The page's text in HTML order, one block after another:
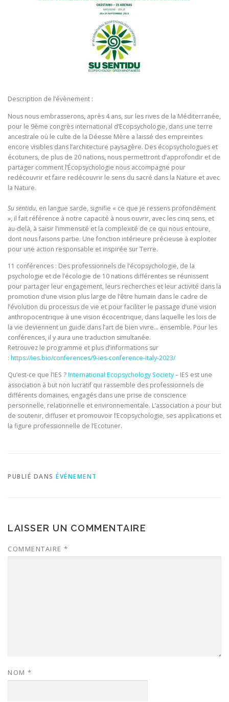
Description de l’évènement :
Nous nous embrasserons, après 4 ans, sur les rives de la Méditerranée,
pour le 9ème congrès international d’Ecopsychologie, dans une terre
ancestrale où le culte de la Déesse Mère a laissé des empreintes
encore visibles dans l’architecture paysagère. Des écopsychologues et
écotuners, de plus de 20 nations, nous permettront d’approfondir et de
partager comment l’Écopsychologie nous accompagne pour
redécouvrir et faire redécouvrir le sens du sacré dans la Nature et avec
la Nature.
Su sentidu, en langue sarde, signifie « ce que je ressens profondément
», il fait référence à notre capacité à nous ouvrir, avec les cinq sens, et
au-delà, à saisir l’immensité et la complexité de ce qui nous entoure,
dont nous faisons partie. Une fonction intérieure précieuse à exploiter
pour une action responsable et inspirée sur Terre.
11 conférences : Des professionnels de l’écopsychologie, de la
psychologie et de l’écologie de 10 nations différentes se réunissent
pour partager leur engagement, leurs recherches et leur activité dans la
promotion d’une vision plus large de l’être humain dans le cadre de
l’évolution du processus de vie et pour faciliter le passage d’une vision
anthropocentrique à une vision écocentrique, dans laquelle les lois de
la vie deviennent un guide dans l’art de bien vivre… ensemble. Pour les
conférences, il y aura une traduction simultanée.
Retrouvez le programme et plus d’informations sur
: https://ies.bio/conferences/9-ies-conference-italy-2023/
Qu’est-ce que l’IES ?International Ecopsychology Society– IES est une
association à but non lucratif qui rassemble des professionnels de
différents domaines, engagés dans une prise de conscience
personnelle, relationnelle et environnementale. L’association a pour but
de soutenir, diffuser et promouvoir l’Ecopsychologie, ses applications et
la figure professionnelle de l’Ecotuner.
PUBLIÉ DANS ÉVÉNEMENT
LAISSER UN COMMENTAIRE
COMMENTAIRE *
NOM *